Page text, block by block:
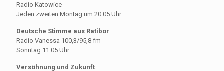
Radio Katowice
Jeden zweiten Montag um 20:05 Uhr
Deutsche Stimme aus Ratibor
Radio Vanessa 100,3/95,8 fm
Sonntag 11:05 Uhr
Versöhnung und Zukunft